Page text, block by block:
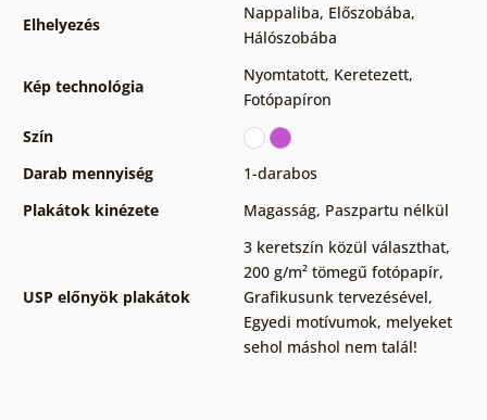
Elhelyezés
Nappaliba, Előszobába,
Hálószobába
Kép technológia
Nyomtatott, Keretezett,
Fotópapíron
Szín
Darab mennyiség
1-darabos
Plakátok kinézete
Magasság, Paszpartu nélkül
USP előnyök plakátok
3 keretszín közül választhat,
200 g/m² tömegű fotópapír,
Grafikusunk tervezésével,
Egyedi motívumok, melyeket
sehol máshol nem talál!